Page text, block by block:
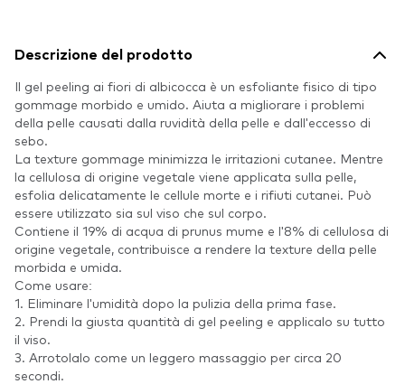
Descrizione del prodotto
Il gel peeling ai fiori di albicocca è un esfoliante fisico di tipo
gommage morbido e umido. Aiuta a migliorare i problemi
della pelle causati dalla ruvidità della pelle e dall'eccesso di
sebo.
La texture gommage minimizza le irritazioni cutanee. Mentre
la cellulosa di origine vegetale viene applicata sulla pelle,
esfolia delicatamente le cellule morte e i rifiuti cutanei. Può
essere utilizzato sia sul viso che sul corpo.
Contiene il 19% di acqua di prunus mume e l'8% di cellulosa di
origine vegetale, contribuisce a rendere la texture della pelle
morbida e umida.
Come usare:
1. Eliminare l'umidità dopo la pulizia della prima fase.
2. Prendi la giusta quantità di gel peeling e applicalo su tutto
il viso.
3. Arrotolalo come un leggero massaggio per circa 20
secondi.